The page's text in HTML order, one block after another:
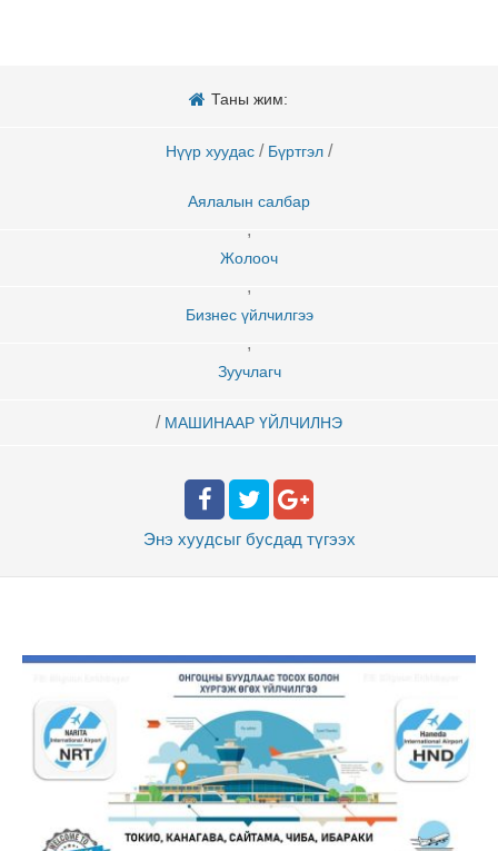
Таны жим:
Нүүр хуудас / Бүртгэл /
Аялалын салбар
,
Жолооч
,
Бизнес үйлчилгээ
,
Зуучлагч
/ МАШИНААР ҮЙЛЧИЛНЭ
Энэ хуудсыг бусдад түгээх